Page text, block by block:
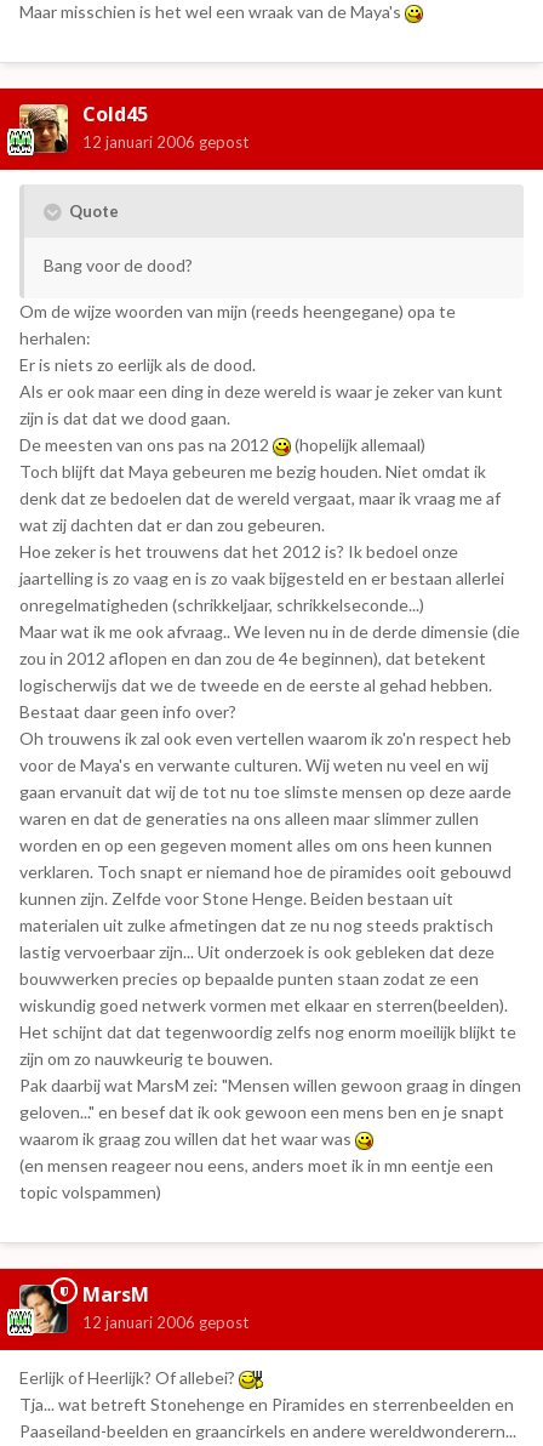
Maar misschien is het wel een wraak van de Maya's
Cold45
12 januari 2006 gepost
Quote
Bang voor de dood?
Om de wijze woorden van mijn (reeds heengegane) opa te
herhalen:
Er is niets zo eerlijk als de dood.
Als er ook maar een ding in deze wereld is waar je zeker van kunt
zijn is dat dat we dood gaan.
De meesten van ons pas na 2012
(hopelijk allemaal)
Toch blijft dat Maya gebeuren me bezig houden. Niet omdat ik
denk dat ze bedoelen dat de wereld vergaat, maar ik vraag me af
wat zij dachten dat er dan zou gebeuren.
Hoe zeker is het trouwens dat het 2012 is? Ik bedoel onze
jaartelling is zo vaag en is zo vaak bijgesteld en er bestaan allerlei
onregelmatigheden (schrikkeljaar, schrikkelseconde...)
Maar wat ik me ook afvraag.. We leven nu in de derde dimensie (die
zou in 2012 aflopen en dan zou de 4e beginnen), dat betekent
logischerwijs dat we de tweede en de eerste al gehad hebben.
Bestaat daar geen info over?
Oh trouwens ik zal ook even vertellen waarom ik zo'n respect heb
voor de Maya's en verwante culturen. Wij weten nu veel en wij
gaan ervanuit dat wij de tot nu toe slimste mensen op deze aarde
waren en dat de generaties na ons alleen maar slimmer zullen
worden en op een gegeven moment alles om ons heen kunnen
verklaren. Toch snapt er niemand hoe de piramides ooit gebouwd
kunnen zijn. Zelfde voor Stone Henge. Beiden bestaan uit
materialen uit zulke afmetingen dat ze nu nog steeds praktisch
lastig vervoerbaar zijn... Uit onderzoek is ook gebleken dat deze
bouwwerken precies op bepaalde punten staan zodat ze een
wiskundig goed netwerk vormen met elkaar en sterren(beelden).
Het schijnt dat dat tegenwoordig zelfs nog enorm moeilijk blijkt te
zijn om zo nauwkeurig te bouwen.
Pak daarbij wat MarsM zei: "Mensen willen gewoon graag in dingen
geloven..." en besef dat ik ook gewoon een mens ben en je snapt
waarom ik graag zou willen dat het waar was
(en mensen reageer nou eens, anders moet ik in mn eentje een
topic volspammen)
MarsM
12 januari 2006 gepost
Eerlijk of Heerlijk? Of allebei?
Tja... wat betreft Stonehenge en Piramides en sterrenbeelden en
Paaseiland-beelden en graancirkels en andere wereldwonderern...